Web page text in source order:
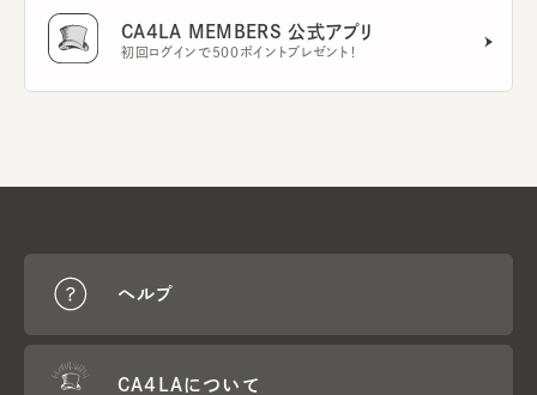
CA4LA MEMBERS 公式アプリ
初回ログインで500ポイントプレゼント！
ヘルプ
CA4LAについて